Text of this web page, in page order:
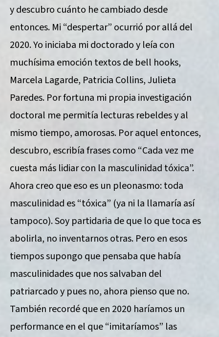
y descubro cuánto he cambiado desde
entonces. Mi “despertar” ocurrió por allá del
2020. Yo iniciaba mi doctorado y leía con
muchísima emoción textos de bell hooks,
Marcela Lagarde, Patricia Collins, Julieta
Paredes. Por fortuna mi propia investigación
doctoral me permitía lecturas rebeldes y al
mismo tiempo, amorosas. Por aquel entonces,
descubro, escribía frases como “Cada vez me
cuesta más lidiar con la masculinidad tóxica”.
Ahora creo que eso es un pleonasmo: toda
masculinidad es “tóxica” (ya ni la llamaría así
tampoco). Soy partidaria de que lo que toca es
abolirla, no inventarnos otras. Pero en esos
tiempos supongo que pensaba que había
masculinidades que nos salvaban del
patriarcado y pues no, ahora pienso que no.
También recordé que en 2020 haríamos un
performance en el que “imitaríamos” las